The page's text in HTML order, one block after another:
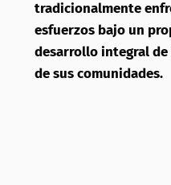
tradicionalmente
esfuerzos bajo un
desarrollo integral de
de sus comunidades.